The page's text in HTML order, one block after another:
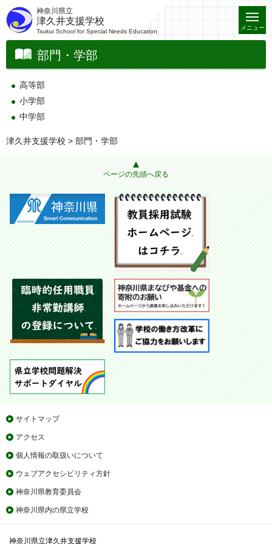
神奈川県立
津久井支援学校
Tsukui School for Special Needs Education
メニュー
部門・学部
高等部
小学部
中学部
津久井支援学校 > 部門・学部
ページの先頭へ戻る
サイトマップ
アクセス
個人情報の取扱いについて
ウェブアクセシビリティ方針
神奈川県教育委員会
神奈川県内の県立学校
神奈川県立津久井支援学校